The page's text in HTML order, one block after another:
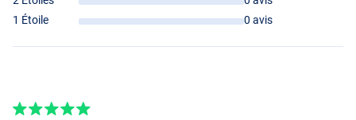
1 Étoile
0 avis